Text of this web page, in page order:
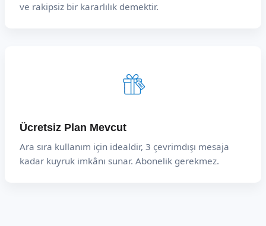
ve rakipsiz bir kararlılık demektir.
Ücretsiz Plan Mevcut
Ara sıra kullanım için idealdir, 3 çevrimdışı mesaja
kadar kuyruk imkânı sunar. Abonelik gerekmez.